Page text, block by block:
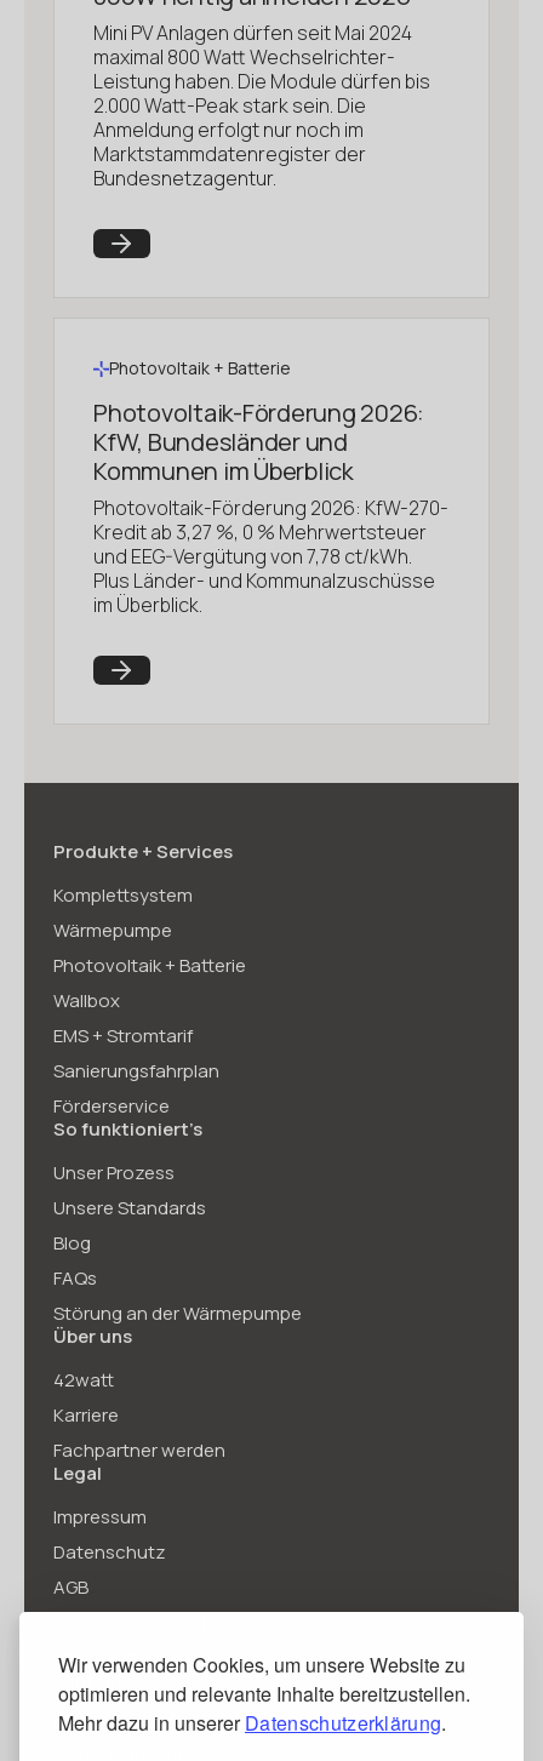
Wir verwenden Cookies, um unsere Website zu
optimieren und relevante Inhalte bereitzustellen.
Mehr dazu in unsererDatenschutzerklärung.
Mini PV Anlagen dürfen seit Mai 2024
maximal 800 Watt Wechselrichter-
Leistung haben. Die Module dürfen bis
2.000 Watt-Peak stark sein. Die
Anmeldung erfolgt nur noch im
Marktstammdatenregister der
Bundesnetzagentur.
Photovoltaik + Batterie
Photovoltaik-Förderung 2026:
KfW, Bundesländer und
Kommunen im Überblick
Photovoltaik-Förderung 2026: KfW-270-
Kredit ab 3,27 %, 0 % Mehrwertsteuer
und EEG-Vergütung von 7,78 ct/kWh.
Plus Länder- und Kommunalzuschüsse
im Überblick.
Produkte + Services
Komplettsystem
Wärmepumpe
Photovoltaik + Batterie
Wallbox
EMS + Stromtarif
Sanierungsfahrplan
Förderservice
So funktioniert’s
Unser Prozess
Unsere Standards
Blog
FAQs
Störung an der Wärmepumpe
Über uns
42watt
Karriere
Fachpartner werden
Legal
Impressum
Datenschutz
AGB
Stromvertrag kündigen
Kontakt
Infanteriestraße 11 A - Haus C